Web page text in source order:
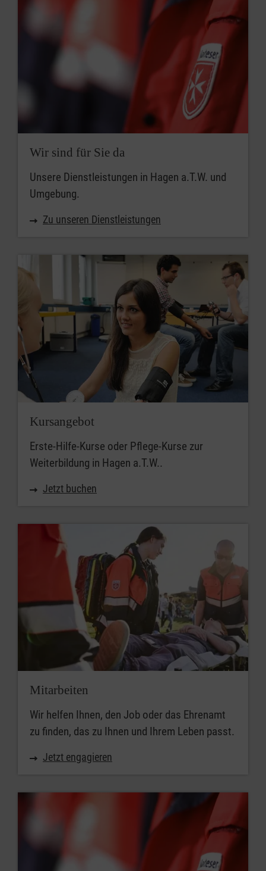
Wir sind für Sie da
Unsere Dienstleistungen in Hagen a.T.W. und
Umgebung.
Zu unseren Dienstleistungen
Kursangebot
Erste-Hilfe-Kurse oder Pflege-Kurse zur
Weiterbildung in Hagen a.T.W..
Jetzt buchen
Mitarbeiten
Wir helfen Ihnen, den Job oder das Ehrenamt
zu finden, das zu Ihnen und Ihrem Leben passt.
Jetzt engagieren